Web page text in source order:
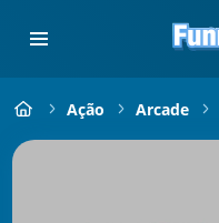
Ação Arcade